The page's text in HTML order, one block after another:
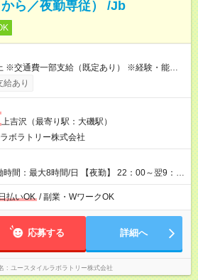
ら／夜勤専従） /Jb
※交通費一部支給（既定あり） ※経験・能力を
1,830円×8時
時間×12回
与に、本採用時と異なる部分があります。 雇
と同じです。 給与：時給 1,660円以上
給あり
上吉沢（最寄り駅：大磯駅）
ボラトリー株式会社
時間：最大8時間/日 【夜勤】 22：00～翌9：
8時 ■24時から翌9時 など ※上記の時間
（毎週同じ曜日での勤務となります）
払いOK / 副業・WワークOK
応募する 詳細へ
ユースタイルラボラトリー株式会社